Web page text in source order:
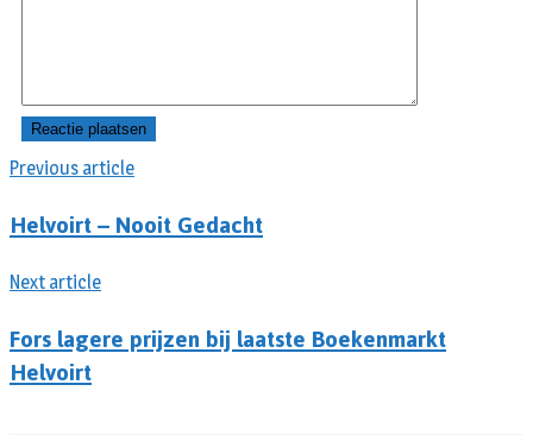
Previous article
Helvoirt – Nooit Gedacht
Next article
Fors lagere prijzen bij laatste Boekenmarkt
Helvoirt